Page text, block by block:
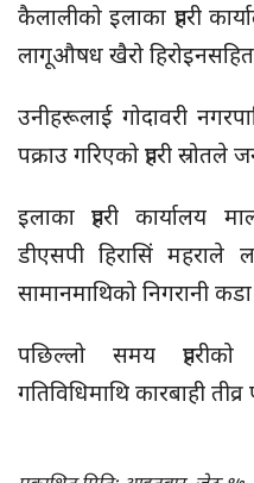
कैलालीको इलाका प्रहरी
लागूऔषध खैरो
उनीहरूलाई गोदावरी
पक्राउ गरिएको प्रहरी स्रोतले
इलाका प्रहरी कार्यालय
डीएसपी हिरासिं
सामानमाथिको निगरानी
पछिल्लो समय
गतिविधिमाथि कारबाही